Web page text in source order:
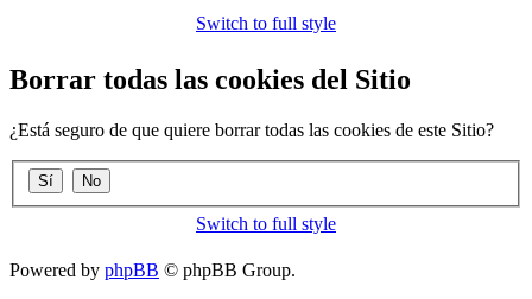
Switch to full style
Borrar todas las cookies del Sitio
¿Está seguro de que quiere borrar todas las cookies de este Sitio?
Switch to full style
Powered by phpBB © phpBB Group.